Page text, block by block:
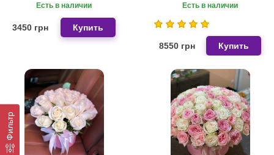
Фильтр
Есть в наличии
3450 грн Купить
Есть в наличии
8550 грн Купить